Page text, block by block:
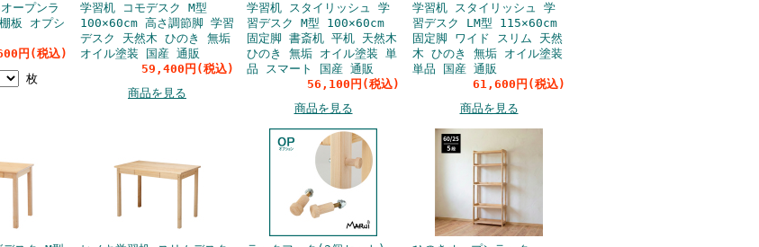
ープンラ
板 オプシ
円(税込)
枚
学習机 コモデスク M型
100×60cm 高さ調節脚 学習
デスク 天然木 ひのき 無垢
オイル塗装 国産 通販
59,400円(税込)
商品を見る
学習机 スタイリッシュ 学
習デスク M型 100×60cm
固定脚 書斎机 平机 天然木
ひのき 無垢 オイル塗装 単
品 スマート 国産 通販
56,100円(税込)
商品を見る
学習机 スタイリッシュ 学
習デスク LM型 115×60cm
固定脚 ワイド スリム 天然
木 ひのき 無垢 オイル塗装
単品 国産 通販
61,600円(税込)
商品を見る